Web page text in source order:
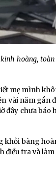
hoàng,
mẹ mình
vài năm gần
đây chưa báo
bàng
điều tra và